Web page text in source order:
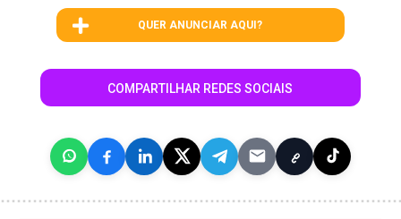
QUER ANUNCIAR AQUI?
COMPARTILHAR REDES SOCIAIS